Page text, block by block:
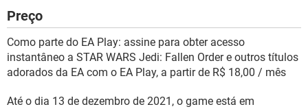
Preço
Como parte do EA Play: assine para obter acesso
instantâneo a STAR WARS Jedi: Fallen Order e outros títulos
adorados da EA com o EA Play, a partir de R$ 18,00 / mês
Até o dia 13 de dezembro de 2021, o game está em